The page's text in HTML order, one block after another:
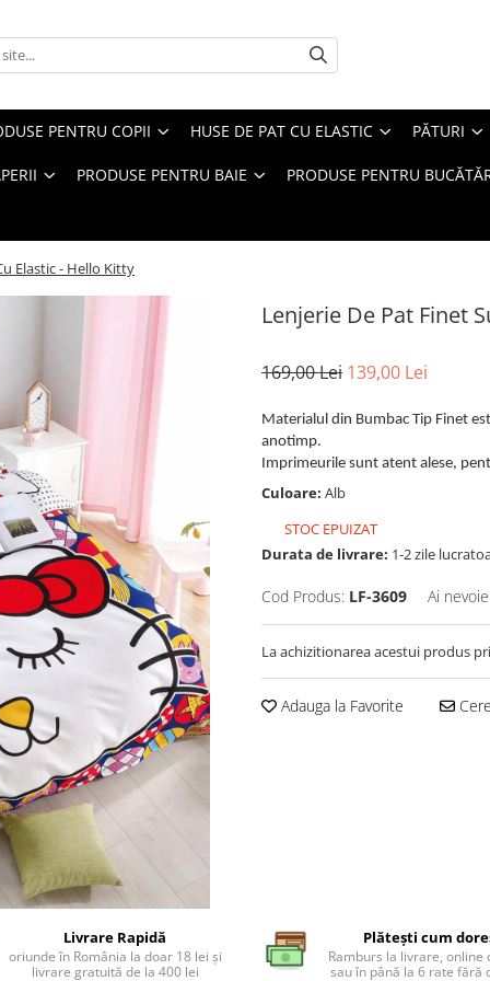
PENTRU COPII HUSE DE PAT CU ELASTIC PĂTURI
PRODUSE PENTRU BAIE PRODUSE PENTRU
Elastic - Hello Kitty
Lenjerie De Pat Finet
169,00 Lei 139,00 Lei
Materialul din Bumbac Tip Finet
anotimp.
Imprimeurile sunt atent alese,
Culoare: Alb
STOC EPUIZAT
Durata de livrare: 1-2 zile
Cod Produs: LF-3609 Ai
La achizitionarea acestui produs
Adauga la Favorite
Livrare Rapidă
oriunde în România la doar 18 lei și
livrare gratuită de la 400 lei
Plătești cum
Ramburs la livrare, online
sau în până la 6 rate fără